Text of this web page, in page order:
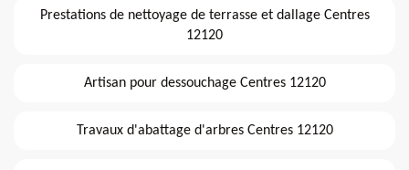
Prestations de nettoyage de terrasse et dallage Centres
12120
Artisan pour dessouchage Centres 12120
Travaux d'abattage d'arbres Centres 12120